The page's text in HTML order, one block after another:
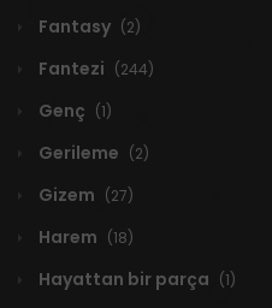
Fantasy (2)
Fantezi (244)
Genç (1)
Gerileme (2)
Gizem (27)
Harem (18)
Hayattan bir parça (1)